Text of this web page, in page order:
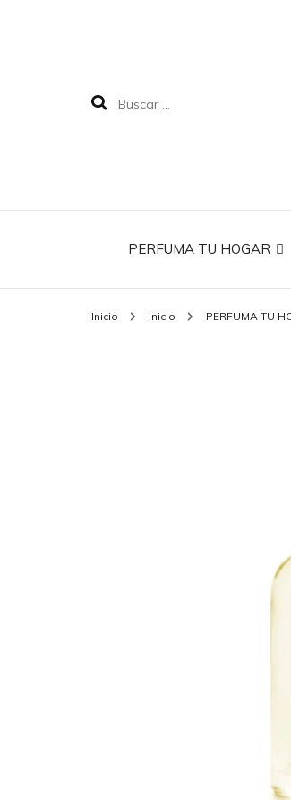
PERFUMA TU HOGAR
Inicio Inicio PERFUMA TU